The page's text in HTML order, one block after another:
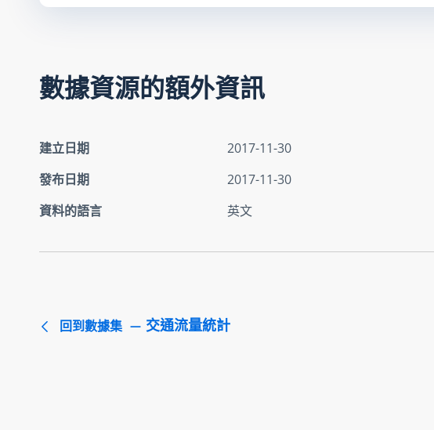
數據資源的額外資訊
建立日期
2017-11-30
發布日期
2017-11-30
資料的語言
英文
回到數據集 交通流量統計